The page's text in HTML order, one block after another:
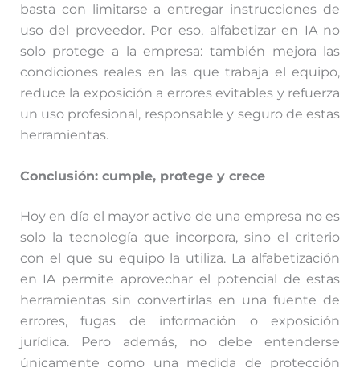
basta con limitarse a entregar instrucciones de
uso del proveedor. Por eso, alfabetizar en IA no
solo protege a la empresa: también mejora las
condiciones reales en las que trabaja el equipo,
reduce la exposición a errores evitables y refuerza
un uso profesional, responsable y seguro de estas
herramientas.
Conclusión: cumple, protege y crece
Hoy en día el mayor activo de una empresa no es
solo la tecnología que incorpora, sino el criterio
con el que su equipo la utiliza. La alfabetización
en IA permite aprovechar el potencial de estas
herramientas sin convertirlas en una fuente de
errores, fugas de información o exposición
jurídica. Pero además, no debe entenderse
únicamente como una medida de protección